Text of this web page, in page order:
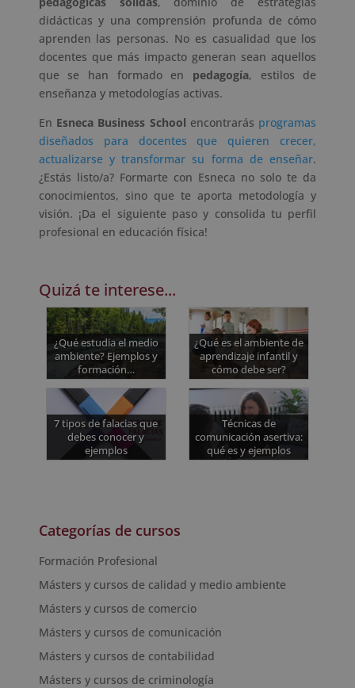
didácticas y una comprensión profunda de cómo
aprenden las personas. No es casualidad que los
docentes que más impacto generan sean aquellos
que se han formado en pedagogía, estilos de
enseñanza y metodologías activas.
En Esneca Business School encontrarás programas
diseñados para docentes que quieren crecer,
actualizarse y transformar su forma de enseñar.
¿Estás listo/a? Formarte con Esneca no solo te da
conocimientos, sino que te aporta metodología y
visión. ¡Da el siguiente paso y consolida tu perfil
profesional en educación física!
Quizá te interese...
¿Qué estudia el medio
ambiente? Ejemplos y
formación…
¿Qué es el ambiente de
aprendizaje infantil y
cómo debe ser?
7 tipos de falacias que
debes conocer y
ejemplos
Técnicas de
comunicación asertiva:
qué es y ejemplos
Categorías de cursos
Formación Profesional
Másters y cursos de calidad y medio ambiente
Másters y cursos de comercio
Másters y cursos de comunicación
Másters y cursos de contabilidad
Másters y cursos de criminología